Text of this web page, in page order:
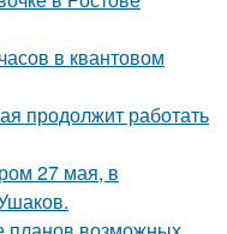
в квантовом
продолжит работать
27 мая, в